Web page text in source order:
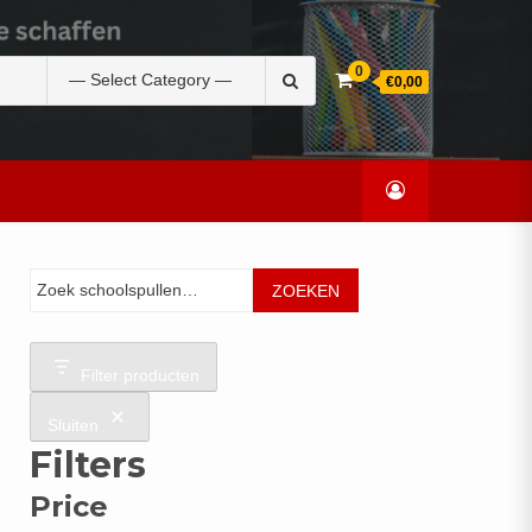
naar:
0
€0,00
ZOEKEN
Filter producten
Sluiten
Filters
Price